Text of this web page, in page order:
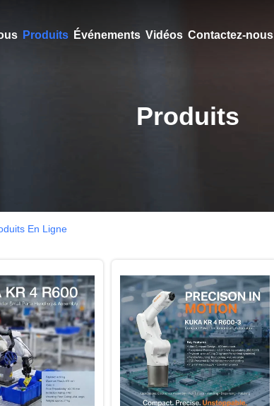
Produits Événements Vidéos Contactez-nous
Produits
En Ligne